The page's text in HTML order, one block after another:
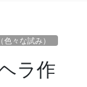
々な試み）
ラ作